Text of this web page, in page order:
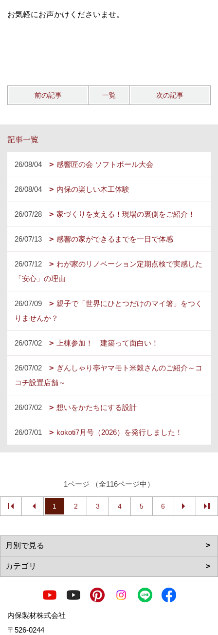
お気軽にお声かけくださいませ。
前の記事 一覧 次の記事
記事一覧
26/08/04 感響匠の会 ソフトボール大会
26/08/04 内保の楽しい木工体験
26/07/28 家づくりを支える！現場の裏側をご紹介！
26/07/13 感響の家ができるまでを一日で体感
26/07/12
わが家のリノベーション定期点検で実感した
「安心」の理由
26/07/09
親子で「世界にひとつだけのマイ箸」をつく
りませんか？
26/07/02 上棟参加！ 建築って面白い！
26/07/02
ぎんしゃり亭ヤマモト米穀さんのご紹介～コ
コチ設置店舗～
26/07/02 想いをかたちにする設計
26/07/01 kokoti7月号（2026）を発行しました！
1ページ （全116ページ中）
1 2 3 4 5 6
内保製材株式会社
〒526-0244